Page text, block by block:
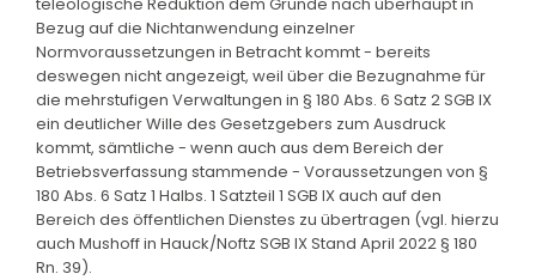
Bezug auf die Nichtanwendung einzelner
Normvoraussetzungen in Betracht kommt - bereits
deswegen nicht angezeigt, weil über die Bezugnahme für
die mehrstufigen Verwaltungen in § 180 Abs. 6 Satz 2 SGB IX
ein deutlicher Wille des Gesetzgebers zum Ausdruck
kommt, sämtliche - wenn auch aus dem Bereich der
Betriebsverfassung stammende - Voraussetzungen von §
180 Abs. 6 Satz 1 Halbs. 1 Satzteil 1 SGB IX auch auf den
Bereich des öffentlichen Dienstes zu übertragen (vgl. hierzu
auch Mushoff in Hauck/Noftz SGB IX Stand April 2022 § 180
Rn. 39).